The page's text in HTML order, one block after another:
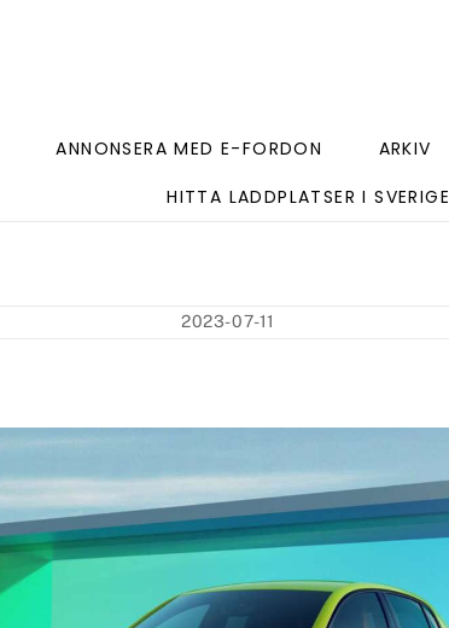
ANNONSERA MED E-FORDON ARKIV
HITTA LADDPLATSER I SVERIGE
2023-07-11